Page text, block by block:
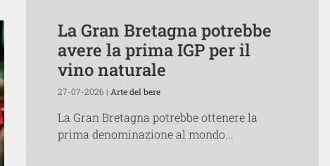
La Gran Bretagna potrebbe
avere la prima IGP per il
vino naturale
27-07-2026 | Arte del bere
La Gran Bretagna potrebbe ottenere la
prima denominazione al mondo...